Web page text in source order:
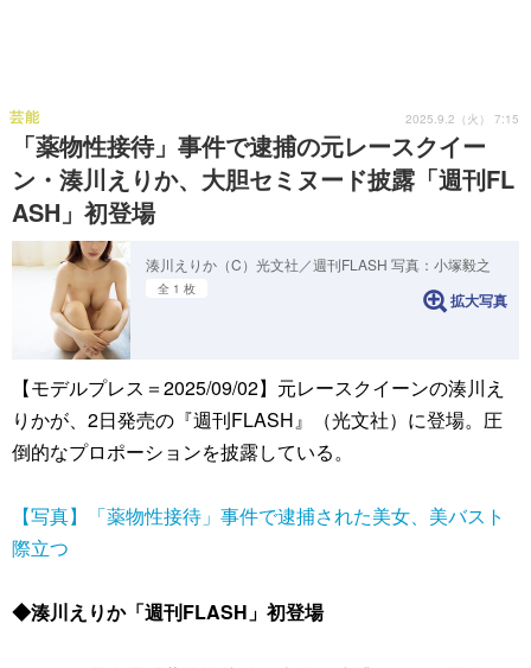
「薬物性接待」事件で逮捕の元レースクイー
ン・湊川えりか、大胆セミヌード披露「週刊FL
ASH」初登場
芸能 2025.9.2（火） 7:15
湊川えりか（C）光文社／週刊FLASH 写真：小塚毅之
全 1 枚
拡大写真
【モデルプレス＝2025/09/02】元レースクイーンの湊川え
りかが、2日発売の『週刊FLASH』（光文社）に登場。圧
倒的なプロポーションを披露している。
【写真】「薬物性接待」事件で逮捕された美女、美バスト
際立つ
◆湊川えりか「週刊FLASH」初登場